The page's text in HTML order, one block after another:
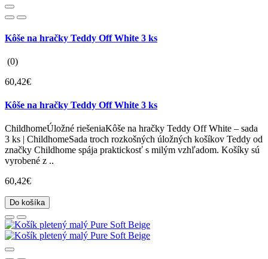
Kôše na hračky Teddy Off White 3 ks
(0)
60,42€
Kôše na hračky Teddy Off White 3 ks
ChildhomeÚložné riešeniaKôše na hračky Teddy Off White – sada
3 ks | ChildhomeSada troch rozkošných úložných košíkov Teddy od
značky Childhome spája praktickosť s milým vzhľadom. Košíky sú
vyrobené z ..
60,42€
Do košíka